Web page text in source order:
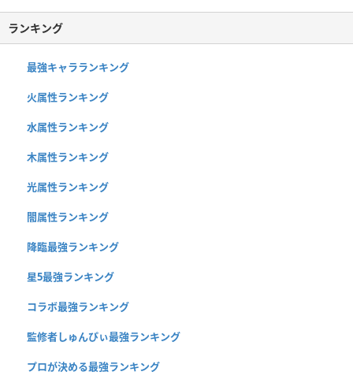
ランキング
最強キャラランキング
火属性ランキング
水属性ランキング
木属性ランキング
光属性ランキング
闇属性ランキング
降臨最強ランキング
星5最強ランキング
コラボ最強ランキング
監修者しゅんぴぃ最強ランキング
プロが決める最強ランキング